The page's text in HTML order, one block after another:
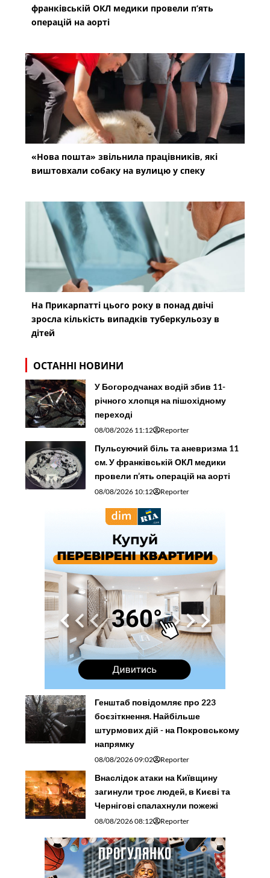
франківській ОКЛ медики провели п’ять
операцій на аорті
«Нова пошта» звільнила працівників, які
виштовхали собаку на вулицю у спеку
На Прикарпатті цього року в понад двічі
зросла кількість випадків туберкульозу в
дітей
ОСТАННІ НОВИНИ
У Богородчанах водій збив 11-
річного хлопця на пішохідному
переході
08/08/2026 11:12 Reporter
Пульсуючий біль та аневризма 11
см. У франківській ОКЛ медики
провели п’ять операцій на аорті
08/08/2026 10:12 Reporter
Генштаб повідомляє про 223
боєзіткнення. Найбільше
штурмових дій - на Покровському
напрямку
08/08/2026 09:02 Reporter
Внаслідок атаки на Київщину
загинули троє людей, в Києві та
Чернігові спалахнули пожежі
08/08/2026 08:12 Reporter